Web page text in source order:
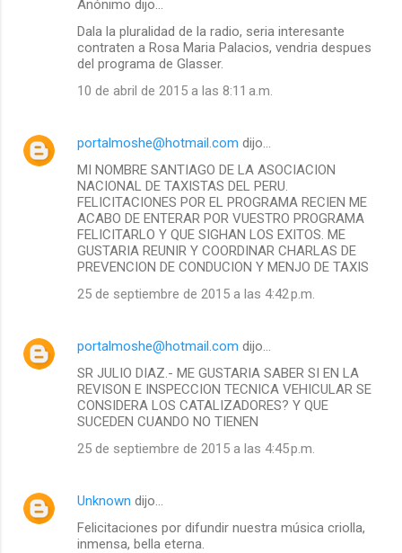
Anónimo dijo…
Dala la pluralidad de la radio, seria interesante
contraten a Rosa Maria Palacios, vendria despues
del programa de Glasser.
10 de abril de 2015 a las 8:11 a.m.
portalmoshe@hotmail.com dijo…
MI NOMBRE SANTIAGO DE LA ASOCIACION
NACIONAL DE TAXISTAS DEL PERU.
FELICITACIONES POR EL PROGRAMA RECIEN ME
ACABO DE ENTERAR POR VUESTRO PROGRAMA
FELICITARLO Y QUE SIGHAN LOS EXITOS. ME
GUSTARIA REUNIR Y COORDINAR CHARLAS DE
PREVENCION DE CONDUCION Y MENJO DE TAXIS
25 de septiembre de 2015 a las 4:42 p.m.
portalmoshe@hotmail.com dijo…
SR JULIO DIAZ.- ME GUSTARIA SABER SI EN LA
REVISON E INSPECCION TECNICA VEHICULAR SE
CONSIDERA LOS CATALIZADORES? Y QUE
SUCEDEN CUANDO NO TIENEN
25 de septiembre de 2015 a las 4:45 p.m.
Unknown dijo…
Felicitaciones por difundir nuestra música criolla,
inmensa, bella eterna.